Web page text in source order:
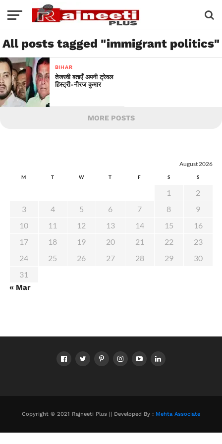
All posts tagged "immigrant politics"
BIHAR
तेजस्वी बताएँ अपनी ट्रेवल
हिस्ट्री-नीरज कुमार
MORE POSTS
August 2026
M T W T F S S
1
2
3
4 5 6 7 8
9
10
11 12 13 14 15
16
17
18 19 20 21 22
23
24
25 26 27 28 29
30
31
« Mar
Copyright © 2021 Rajneeti Plus || Developed By : Mehta Associate